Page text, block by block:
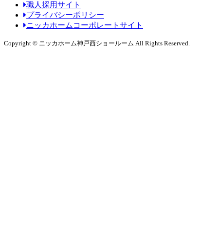
職人採用サイト
プライバシーポリシー
ニッカホームコーポレートサイト
Copyright © ニッカホーム神戸西ショールーム All Rights Reserved.